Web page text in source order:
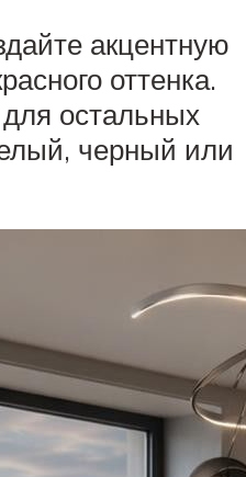
акцентную
оттенка.
остальных
черный или